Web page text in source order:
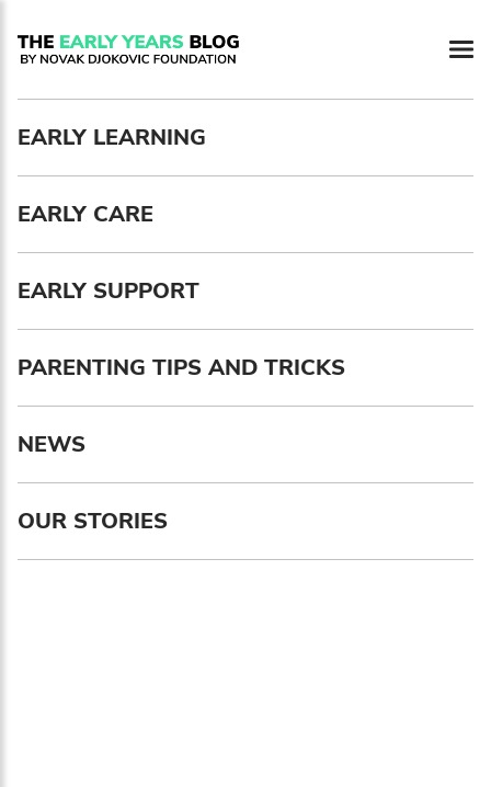
EARLY LEARNING
EARLY CARE
EARLY SUPPORT
PARENTING TIPS AND TRICKS
NEWS
OUR STORIES
Newsletter preferences
Email address*
Enter your email address
First name*
Enter your first name
Birthday
MM / DD
Language preference
English